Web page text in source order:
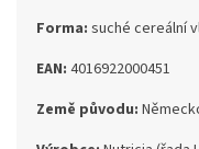
Forma: suché cereální
EAN: 4016922000451
Země původu: